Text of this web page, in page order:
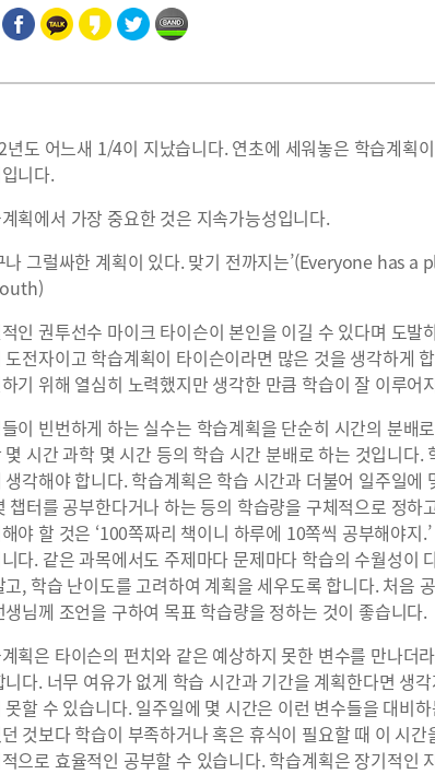
년도 어느새 1/4이 지났습니다. 연초에 세워놓은 학습계획
니다.
획에서 가장 중요한 것은 지속가능성입니다.
나 그럴싸한 계획이 있다. 맞기 전까지는’(Everyone has
인 권투선수 마이크 타이슨이 본인을 이길 수 있다며 도발
도전자이고 학습계획이 타이슨이라면 많은 것을 생각하게
기 위해 열심히 노력했지만 생각한 만큼 학습이 잘 이루어
이 빈번하게 하는 실수는 학습계획을 단순히 시간의 분배
몇 시간 과학 몇 시간 등의 학습 시간 분배로 하는 것입니다.
생각해야 합니다. 학습계획은 학습 시간과 더불어 일주일에
챕터를 공부한다거나 하는 등의 학습량을 구체적으로 정하
야 할 것은 ‘100쪽짜리 책이니 하루에 10쪽씩 공부해야지
다. 같은 과목에서도 주제마다 문제마다 학습의 수월성이
고, 학습 난이도를 고려하여 계획을 세우도록 합니다. 처음
생님께 조언을 구하여 목표 학습량을 정하는 것이 좋습니다.
획은 타이슨의 펀치와 같은 예상하지 못한 변수를 만나더
니다. 너무 여유가 없게 학습 시간과 기간을 계획한다면 생
못할 수 있습니다. 일주일에 몇 시간은 이런 변수들을 대비
것보다 학습이 부족하거나 혹은 휴식이 필요할 때 이 시
으로 효율적인 공부할 수 있습니다. 학습계획은 장기적인